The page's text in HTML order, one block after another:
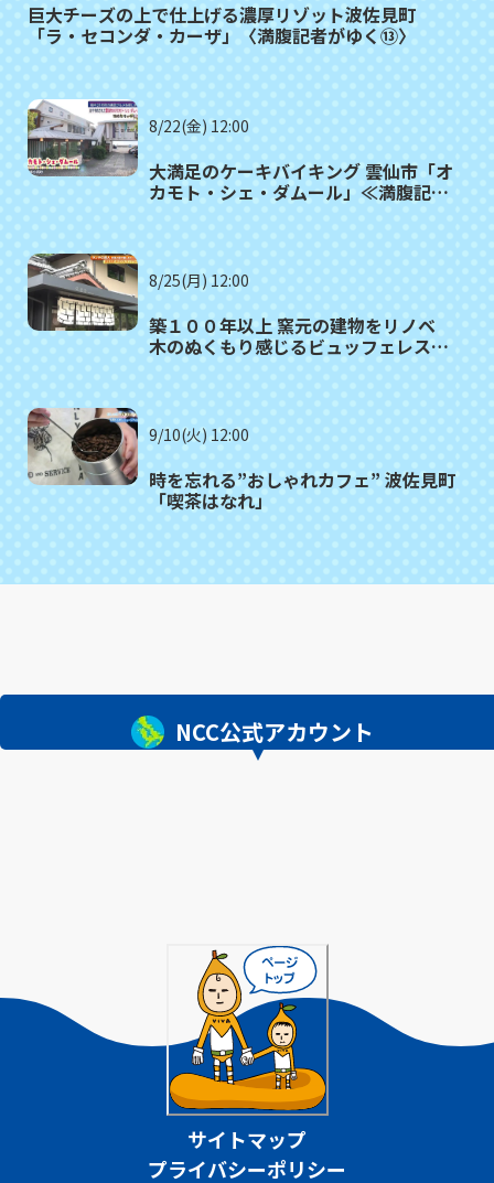
巨大チーズの上で仕上げる濃厚リゾット波佐見町
「ラ・セコンダ・カーザ」〈満腹記者がゆく⑬〉
8/22(金) 12:00
大満足のケーキバイキング 雲仙市「オ
カモト・シェ・ダムール」≪満腹記者
8/25(月) 12:00
築１００年以上 窯元の建物をリノベ
木のぬくもり感じるビュッフェレスト
9/10(火) 12:00
時を忘れる”おしゃれカフェ” 波佐見町
「喫茶はなれ」
NCC公式アカウント
サイトマップ
プライバシーポリシー